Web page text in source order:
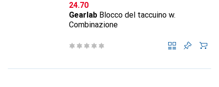
CHF
24.70
Gearlab Blocco del taccuino w.
Combinazione